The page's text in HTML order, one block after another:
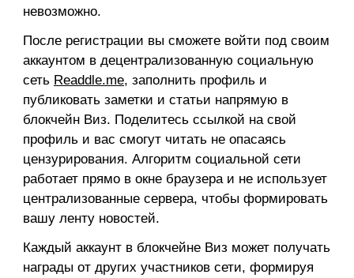
невозможно.
После регистрации вы сможете войти под своим
аккаунтом в децентрализованную социальную
сеть Readdle.me, заполнить профиль и
публиковать заметки и статьи напрямую в
блокчейн Виз. Поделитесь ссылкой на свой
профиль и вас смогут читать не опасаясь
цензурирования. Алгоритм социальной сети
работает прямо в окне браузера и не использует
централизованные сервера, чтобы формировать
вашу ленту новостей.
Каждый аккаунт в блокчейне Виз может получать
награды от других участников сети, формируя